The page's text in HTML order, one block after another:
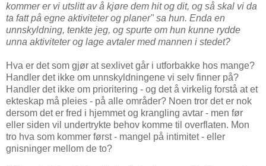
kommer er vi utslitt av å kjøre dem hit og dit, og så skal vi da
ta fatt på egne aktiviteter og planer" sa hun. Enda en
unnskyldning, tenkte jeg, og spurte om hun kunne rydde
unna aktiviteter og lage avtaler med mannen i stedet?
Hva er det som gjør at sexlivet går i utforbakke hos mange?
Handler det ikke om unnskyldningene vi selv finner på?
Handler det ikke om prioritering - og det å virkelig forstå at et
ekteskap må pleies - på alle områder? Noen tror det er nok
dersom det er fred i hjemmet og krangling avtar - men før
eller siden vil undertrykte behov komme til overflaten. Mon
tro hva som kommer først - mangel på intimitet - eller
gnisninger mellom de to?